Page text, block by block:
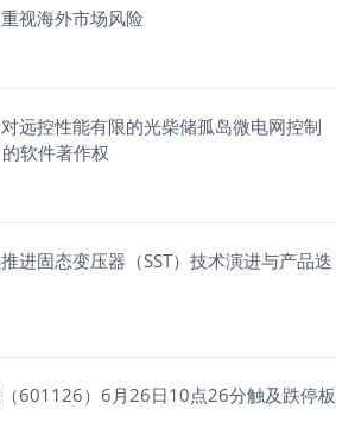
视海外市场风险
远控性能有限的光柴储孤岛微电网控制
软件著作权
进固态变压器（SST）技术演进与产品迭
601126）6月26日10点26分触及跌停板